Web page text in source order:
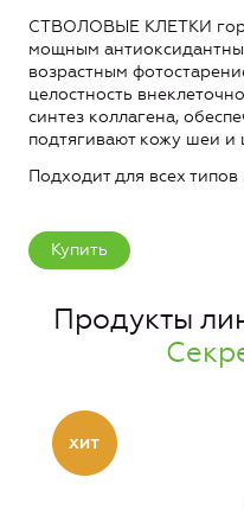
СТВОЛОВЫЕ КЛЕТКИ
мощным
возрастным
целостность
синтез коллагена,
подтягивают кожу шеи и
Подходит для всех
Купить
Продукты